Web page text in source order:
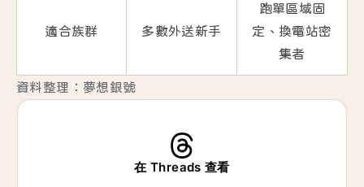
適合族群 多數外送新手
跑單區域固
定、換電站密
集者
資料整理：夢想銀號
在 Threads 查看